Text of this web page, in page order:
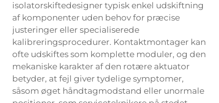
isolatorskiftedesigner typisk enkel udskiftning
af komponenter uden behov for præcise
justeringer eller specialiserede
kalibreringsprocedurer. Kontaktmontager kan
ofte udskiftes som komplette moduler, og den
mekaniske karakter af den rotære aktuator
betyder, at fejl giver tydelige symptomer,
såsom øget håndtagmodstand eller unormale